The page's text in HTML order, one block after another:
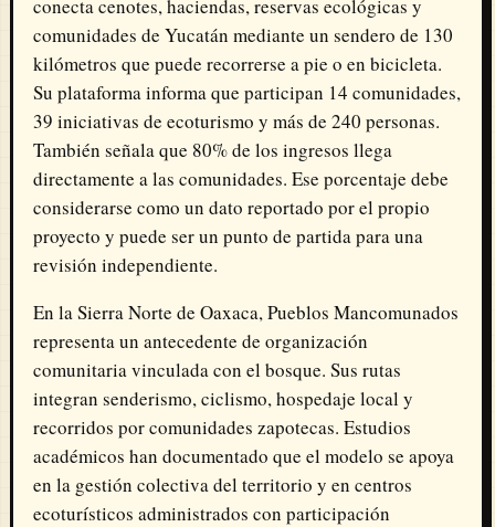
conecta cenotes, haciendas, reservas ecológicas y
comunidades de Yucatán mediante un sendero de 130
kilómetros que puede recorrerse a pie o en bicicleta.
Su plataforma informa que participan 14 comunidades,
39 iniciativas de ecoturismo y más de 240 personas.
También señala que 80% de los ingresos llega
directamente a las comunidades. Ese porcentaje debe
considerarse como un dato reportado por el propio
proyecto y puede ser un punto de partida para una
revisión independiente.
En la Sierra Norte de Oaxaca, Pueblos Mancomunados
representa un antecedente de organización
comunitaria vinculada con el bosque. Sus rutas
integran senderismo, ciclismo, hospedaje local y
recorridos por comunidades zapotecas. Estudios
académicos han documentado que el modelo se apoya
en la gestión colectiva del territorio y en centros
ecoturísticos administrados con participación